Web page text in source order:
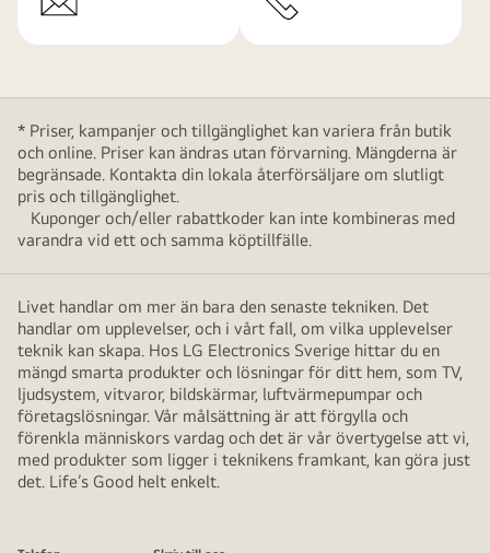
* Priser, kampanjer och tillgänglighet kan variera från butik
och online. Priser kan ändras utan förvarning. Mängderna är
begränsade. Kontakta din lokala återförsäljare om slutligt
pris och tillgänglighet.
Kuponger och/eller rabattkoder kan inte kombineras med
varandra vid ett och samma köptillfälle.
Livet handlar om mer än bara den senaste tekniken. Det
handlar om upplevelser, och i vårt fall, om vilka upplevelser
teknik kan skapa. Hos LG Electronics Sverige hittar du en
mängd smarta produkter och lösningar för ditt hem, som TV,
ljudsystem, vitvaror, bildskärmar, luftvärmepumpar och
företagslösningar. Vår målsättning är att förgylla och
förenkla människors vardag och det är vår övertygelse att vi,
med produkter som ligger i teknikens framkant, kan göra just
det. Life’s Good helt enkelt.